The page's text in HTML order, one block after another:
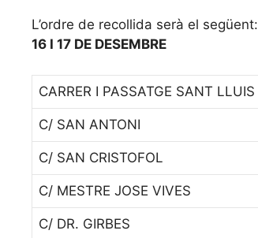
L’ordre de recollida serà el següent:
16 I 17 DE DESEMBRE
CARRER I PASSATGE SANT LLUIS
C/ SAN ANTONI
C/ SAN CRISTOFOL
C/ MESTRE JOSE VIVES
C/ DR. GIRBES